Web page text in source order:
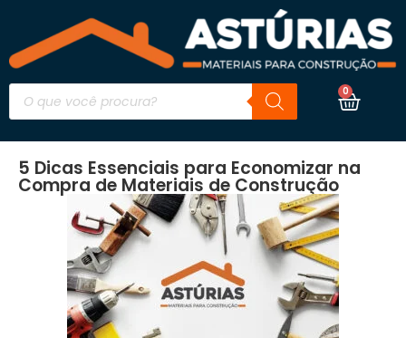
0
5 Dicas Essenciais para Economizar na
Compra de Materiais de Construção